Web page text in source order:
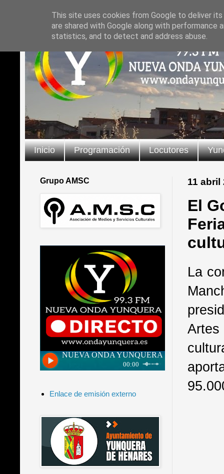
Inicio Programación Locutores
11 abril
El
La
Grupo AMSC
Enlace de emisión externo
This site uses cookies from Google to deliver
are shared with Google along with
statistics, and to detect and address abuse.